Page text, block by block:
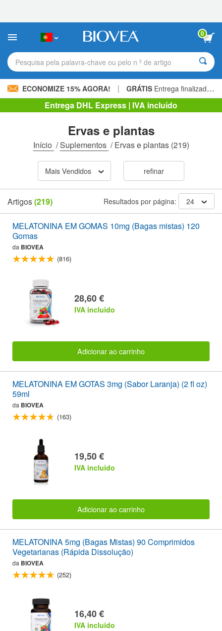
site
um
de
acessibilidade.
0
Pesquisa pela palavra-chave ou pelo n º de artigo
ECONOMIZE 15% AGORA! | GRÁTIS Entrega finalizada 60,00 € »
Entrega DHL Express | IVA incluído
Ervas e plantas
Início /Suplementos /Ervas e plantas(219)
Mais Vendidos refinar
Artigos(219) Resultados por página: 24
MELATONINA EM GOMAS 10mg (Bagas mistas) 120
Gomas
da BIOVEA
(816)
28,60 €
IVA incluido
Adicionar ao carrinho
MELATONINA EM GOTAS 3mg (Sabor Laranja) (2 fl oz)
59ml
da BIOVEA
(163)
19,50 €
IVA incluido
Adicionar ao carrinho
MELATONINA 5mg (Bagas Mistas) 90 Comprimidos
Vegetarianas (Rápida Dissolução)
da BIOVEA
(252)
16,40 €
IVA incluido